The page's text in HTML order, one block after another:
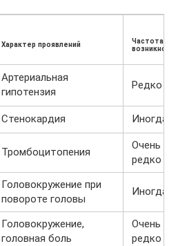
Характер проявлений
Частота
Артериальная
гипотензия
Редко
Стенокардия Иногда
Тромбоцитопения
Очень
редко
Головокружение при
повороте головы
Иногда
Головокружение,
головная боль
Очень
редко